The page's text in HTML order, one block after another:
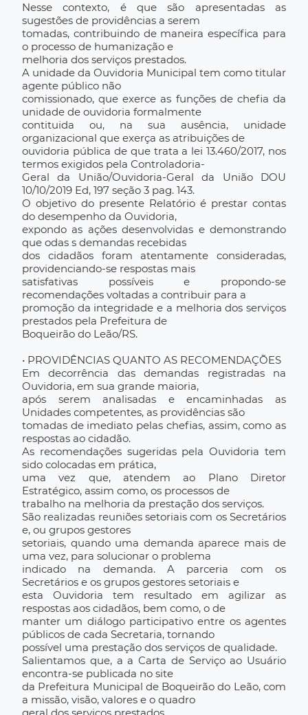
Nesse contexto, é que são apresentadas as
sugestões de providências a serem
tomadas, contribuindo de maneira específica para
o processo de humanização e
melhoria dos serviços prestados.
A unidade da Ouvidoria Municipal tem como titular
agente público não
comissionado, que exerce as funções de chefia da
unidade de ouvidoria formalmente
contituida ou, na sua ausência, unidade
organizacional que exerça as atribuições de
ouvidoria pública de que trata a lei 13.460/2017, nos
termos exigidos pela Controladoria-
Geral da União/Ouvidoria-Geral da União DOU
10/10/2019 Ed, 197 seção 3 pag. 143.
O objetivo do presente Relatório é prestar contas
do desempenho da Ouvidoria,
expondo as ações desenvolvidas e demonstrando
que odas s demandas recebidas
dos cidadãos foram atentamente consideradas,
providenciando-se respostas mais
satisfativas possíveis e propondo-se
recomendações voltadas a contribuir para a
promoção da integridade e a melhoria dos serviços
prestados pela Prefeitura de
Boqueirão do Leão/RS.
• PROVIDÊNCIAS QUANTO AS RECOMENDAÇÕES
Em decorrência das demandas registradas na
Ouvidoria, em sua grande maioria,
após serem analisadas e encaminhadas as
Unidades competentes, as providências são
tomadas de imediato pelas chefias, assim, como as
respostas ao cidadão.
As recomendações sugeridas pela Ouvidoria tem
sido colocadas em prática,
uma vez que, atendem ao Plano Diretor
Estratégico, assim como, os processos de
trabalho na melhoria da prestação dos serviços.
São realizadas reuniões setoriais com os Secretários
e, ou grupos gestores
setoriais, quando uma demanda aparece mais de
uma vez, para solucionar o problema
indicado na demanda. A parceria com os
Secretários e os grupos gestores setoriais e
esta Ouvidoria tem resultado em agilizar as
respostas aos cidadãos, bem como, o de
manter um diálogo participativo entre os agentes
públicos de cada Secretaria, tornando
possível uma prestação dos serviços de qualidade.
Salientamos que, a a Carta de Serviço ao Usuário
encontra-se publicada no site
da Prefeitura Municipal de Boqueirão do Leão, com
a missão, visão, valores e o quadro